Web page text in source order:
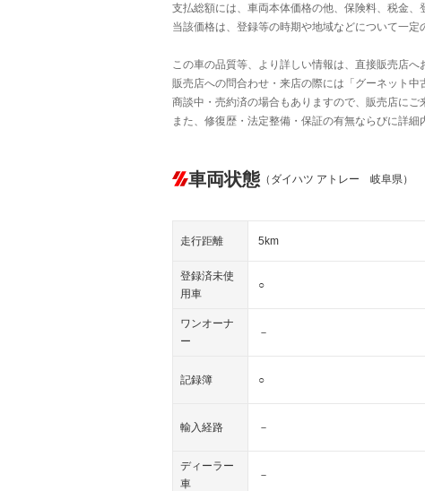
支払総額には、車両本体価格の他、保険料、税金
当該価格は、登録等の時期や地域などについて一定
この車の品質等、より詳しい情報は、直接販売店へ
販売店への問合わせ・来店の際には「グーネット中
商談中・売約済の場合もありますので、販売店にご
また、修復歴・法定整備・保証の有無ならびに詳
車両状態 （ダイハツ アトレー 岐阜県）
走行距離 5km
登録済未使
用車
○
ワンオーナ
ー
－
記録簿 ○
輸入経路 －
ディーラー
車
－